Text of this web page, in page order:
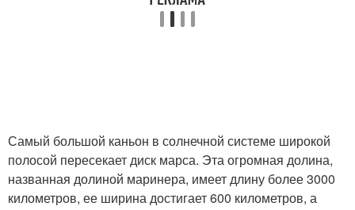
Самый большой каньон в солнечной системе широкой
полосой пересекает диск марса. Эта огромная долина,
названная долиной маринера, имеет длину более 3000
километров, ее ширина достигает 600 километров, а